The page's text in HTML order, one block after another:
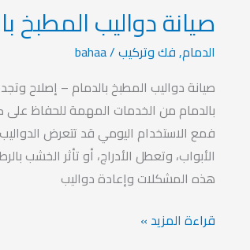
صيانة دواليب المطبخ
الدمام,فك وتركيب/
bahaa
صيانة دواليب المطبخ بالدمام – إصلاح
بالدمام من الخدمات المهمة للحفاظ على
فمع الاستخدام اليومي قد تتعرض
الأبواب، وتعطل الأدراج، أو تأثر الخشب
هذه المشكلات وإعادة دواليب
صيانة
دواليب
المطبخ
بالدمام
بخصم
يصل
الي
40%
قراءة المزيد »